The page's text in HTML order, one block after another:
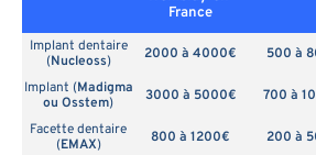
France
Implant dentaire
(Nucleoss) 2000 à 4000€ 500 à
Implant (Madigma
ou Osstem) 3000 à 5000€ 700 à
Facette dentaire
(EMAX) 800 à 1200€ 200 à